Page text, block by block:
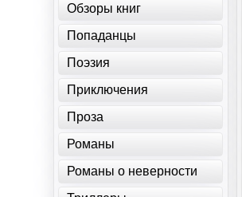
Обзоры книг
Попаданцы
Поэзия
Приключения
Проза
Романы
Романы о неверности